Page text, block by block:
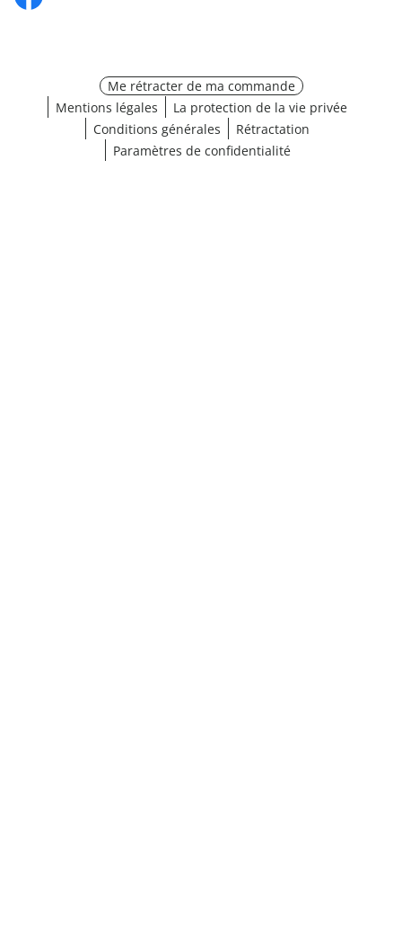
Me rétracter de ma commande
Mentions légales
La protection de la vie privée
Conditions générales
Rétractation
Paramètres de confidentialité